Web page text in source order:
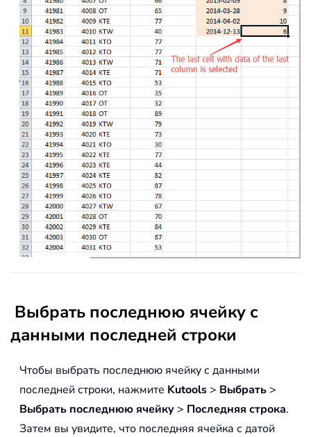
Выбрать последнюю ячейку с
данными последней строки
Чтобы выбрать последнюю ячейку с данными
последней строки, нажмите Kutools > Выбрать >
Выбрать последнюю ячейку > Последняя строка.
Затем вы увидите, что последняя ячейка с датой